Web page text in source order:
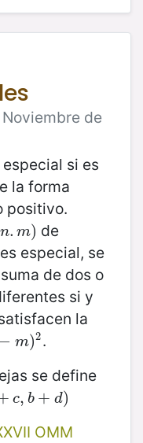
de
si es
la forma
positivo.
n. m)
n.m) de
es especial, se
de dos o
si y
la
− m)2
2
.
se define
c, b + d)
d)
OMM